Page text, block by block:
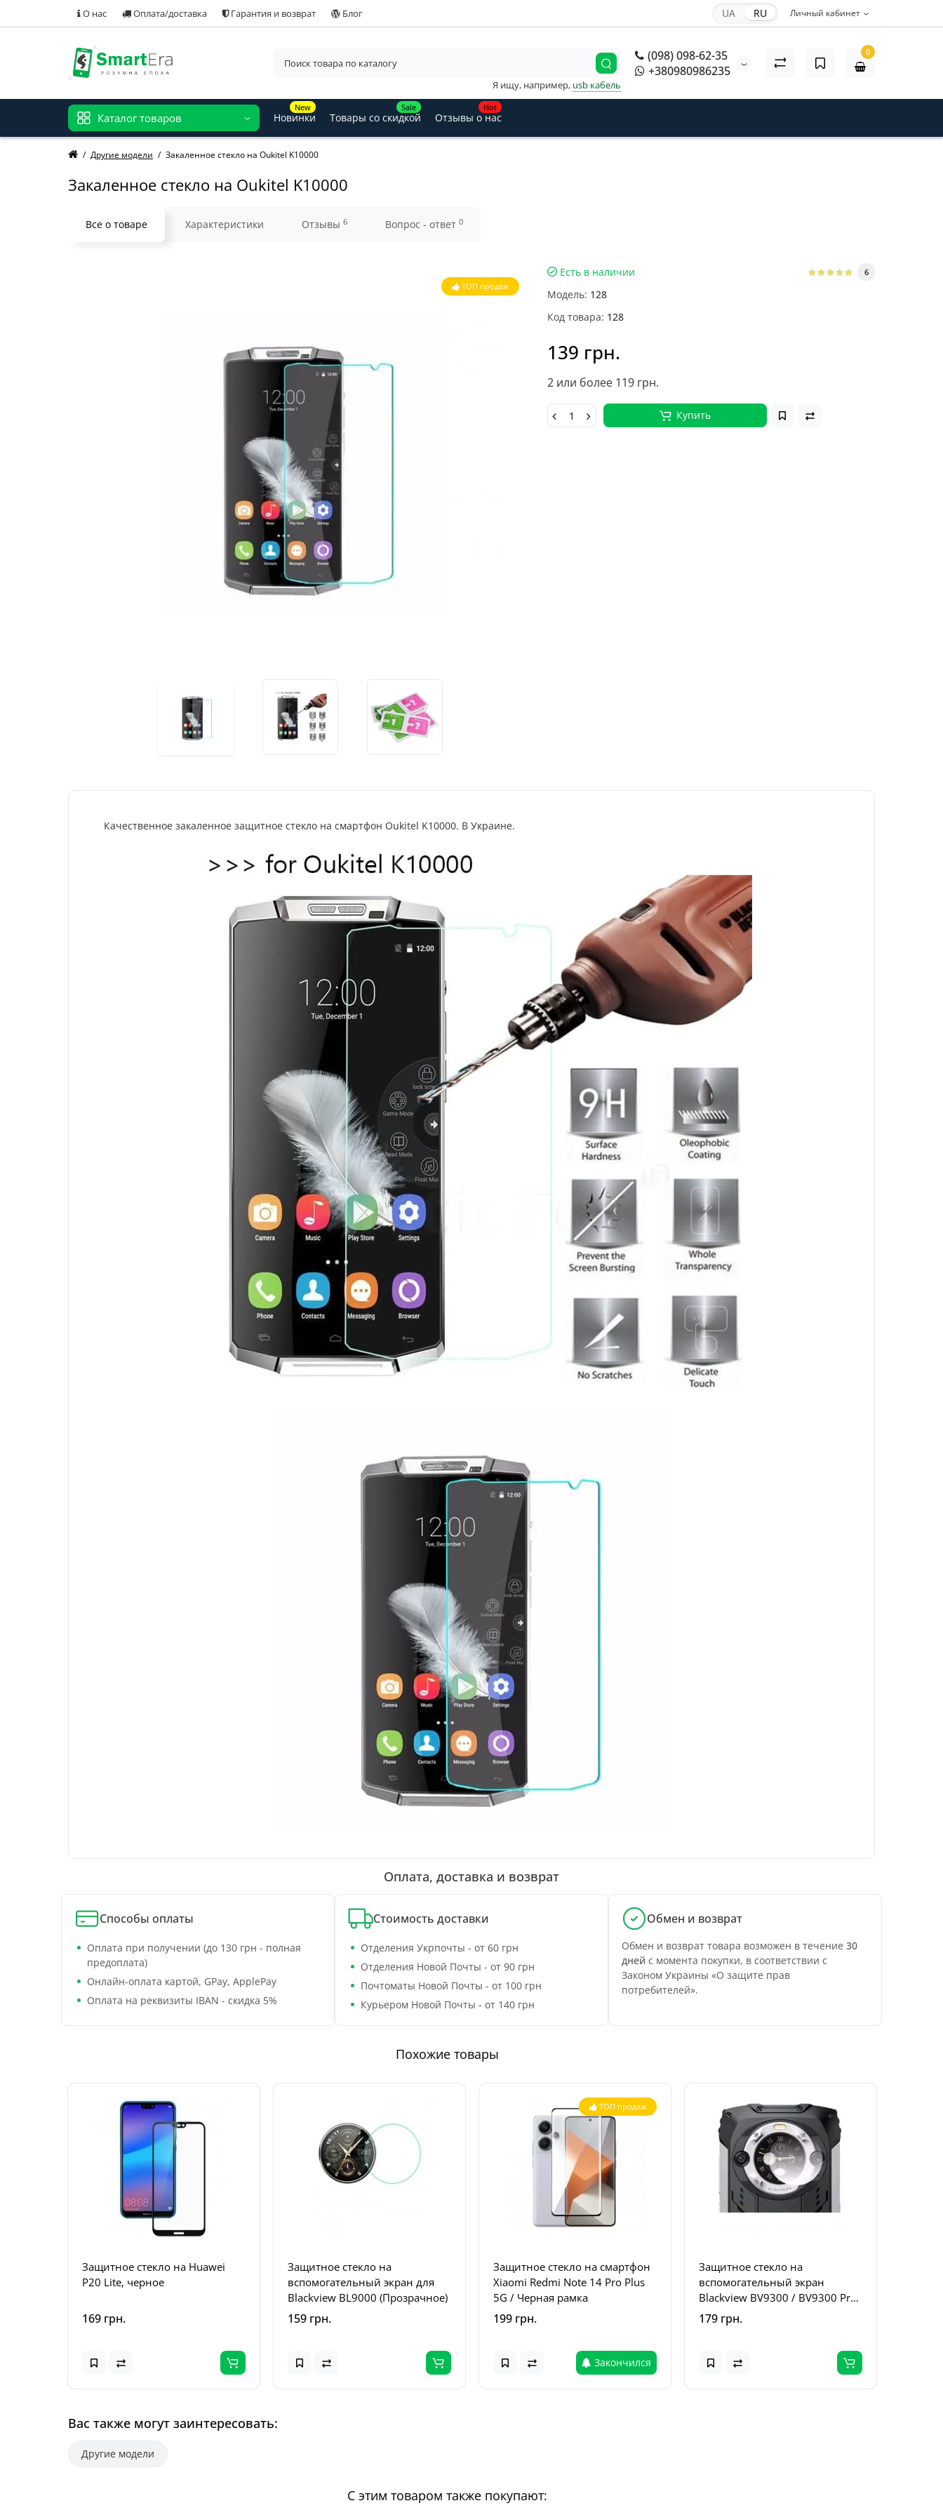
О нас Оплата/доставка Гарантия и возврат Блог Личный кабинет
UA RU
(098) 098-62-35
+380980986235
Я ищу, например, usb кабель
0
Каталог товаров
New
Новинки
Sale
Товары со скидкой
Hot
Отзывы о нас
Другие модели Закаленное стекло на Oukitel K10000
Закаленное стекло на Oukitel K10000
Все о товаре Характеристики Отзывы 6 Вопрос - ответ 0
ТОП продаж
Есть в наличии 6
Модель: 128
Код товара: 128
139 грн.
2 или более 119 грн.
Купить
Качественное закаленное защитное стекло на смартфон Oukitel K10000. В Украине.
Оплата, доставка и возврат
Способы оплаты
Оплата при получении (до 130 грн - полная
предоплата)
Онлайн-оплата картой, GPay, ApplePay
Оплата на реквизиты IBAN - скидка 5%
Стоимость доставки
Отделения Укрпочты - от 60 грн
Отделения Новой Почты - от 90 грн
Почтоматы Новой Почты - от 100 грн
Курьером Новой Почты - от 140 грн
Обмен и возврат
Обмен и возврат товара возможен в течение 30
дней с момента покупки, в соответствии с
Законом Украины «О защите прав
потребителей».
Похожие товары
Защитное стекло на Huawei
P20 Lite, черное
169 грн.
Защитное стекло на
вспомогательный экран для
Blackview BL9000 (Прозрачное)
159 грн.
ТОП продаж
Защитное стекло на смартфон
Xiaomi Redmi Note 14 Pro Plus
5G / Черная рамка
199 грн.
Закончился
Защитное стекло на
вспомогательный экран
Blackview BV9300 / BV9300 Pro
(Прозрачное)
179 грн.
Вас также могут заинтересовать:
Другие модели
С этим товаром также покупают: